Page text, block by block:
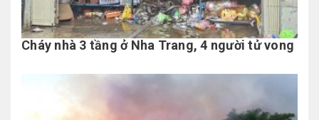
Cháy nhà 3 tầng ở Nha Trang, 4 người tử vong